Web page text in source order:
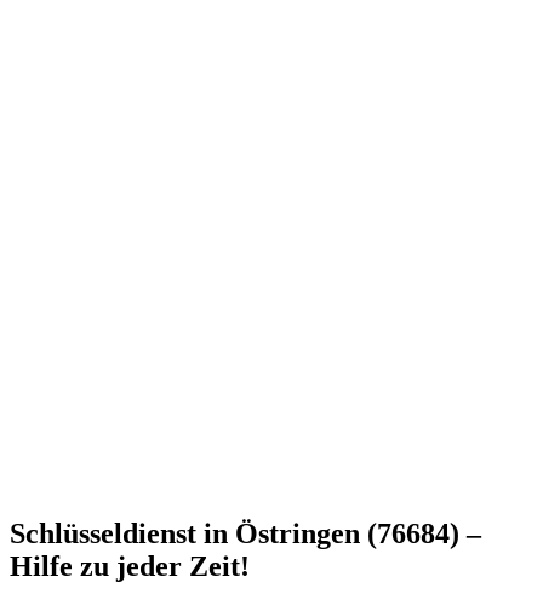
Schlüsseldienst in Östringen (76684) –
Hilfe zu jeder Zeit!